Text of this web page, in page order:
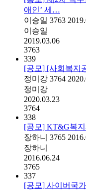
애인’ 세…
이승일 3763
이승일
2019.03.06
3763
339
[공모] [사회복지
정미강 3764
정미강
2020.03.23
3764
338
[공모] KT&G복
장하니 3765
장하니
2016.06.24
3765
337
[공모] 사이버국